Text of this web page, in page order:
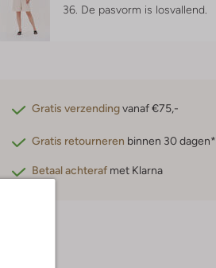
36. De pasvorm is losvallend
Gratis verzendingvanaf €75,-
Gratis retourneren binnen 30 dagen*
Betaal achteraf met Klarna